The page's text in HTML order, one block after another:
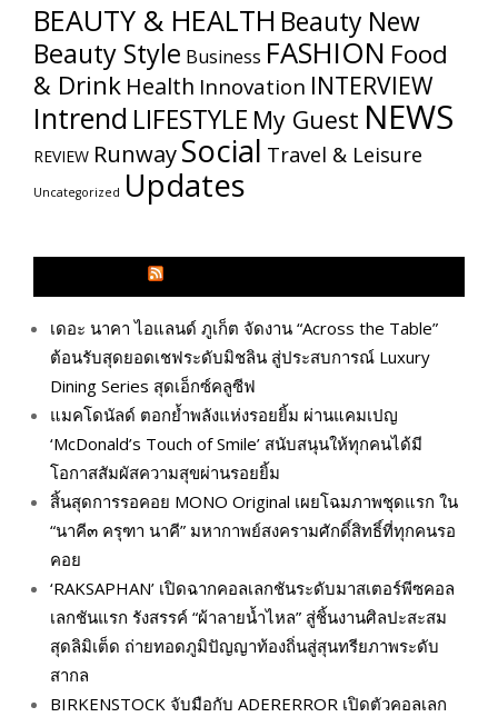
BEAUTY & HEALTH Beauty New
Beauty Style Business FASHION Food
& Drink Health Innovation INTERVIEW
Intrend LIFESTYLE My​ Guest NEWS
REVIEW RunwaySocial Travel & Leisure
Uncategorized Updates
เดอะ นาคา ไอแลนด์ ภูเก็ต จัดงาน “Across the Table”
ต้อนรับสุดยอดเชฟระดับมิชลิน สู่ประสบการณ์ Luxury
Dining Series สุดเอ็กซ์คลูซีฟ
แมคโดนัลด์ ตอกย้ำพลังแห่งรอยยิ้ม ผ่านแคมเปญ
‘McDonald’s Touch of Smile’ สนับสนุนให้ทุกคนได้มี
โอกาสสัมผัสความสุขผ่านรอยยิ้ม
สิ้นสุดการรอคอย MONO Original เผยโฉมภาพชุดแรก ใน
“นาคี๓ ครุฑา นาคี” มหากาพย์สงครามศักดิ์สิทธิ์ที่ทุกคนรอ
คอย
‘RAKSAPHAN’ เปิดฉากคอลเลกชันระดับมาสเตอร์พีซคอล
เลกชันแรก รังสรรค์ “ผ้าลายน้ำไหล” สู่ชิ้นงานศิลปะสะสม
สุดลิมิเต็ด ถ่ายทอดภูมิปัญญาท้องถิ่นสู่สุนทรียภาพระดับ
สากล
BIRKENSTOCK จับมือกับ ADERERROR เปิดตัวคอลเลก